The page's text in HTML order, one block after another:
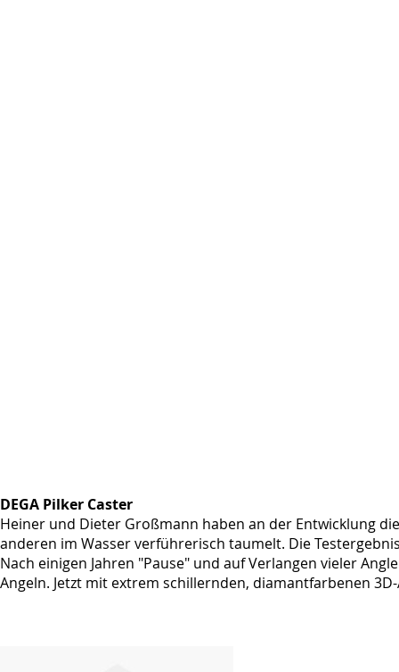
DEGA Pilker Caster
Heiner und Dieter Großmann haben an der Entwicklung
anderen im Wasser verführerisch taumelt. Die
Nach einigen Jahren "Pause" und auf Verlangen vieler
Angeln. Jetzt mit extrem schillernden, diamantfarbenen